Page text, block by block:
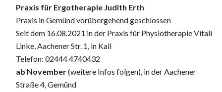
Praxis für Ergotherapie Judith Erth
Praxis in Gemünd vorübergehend geschlossen
Seit dem 16.08.2021 in der Praxis für Physiotherapie Vitali
Linke, Aachener Str. 1, in Kall
Telefon: 02444 4740432
ab November(weitere Infos folgen), in der Aachener
Straße 4, Gemünd